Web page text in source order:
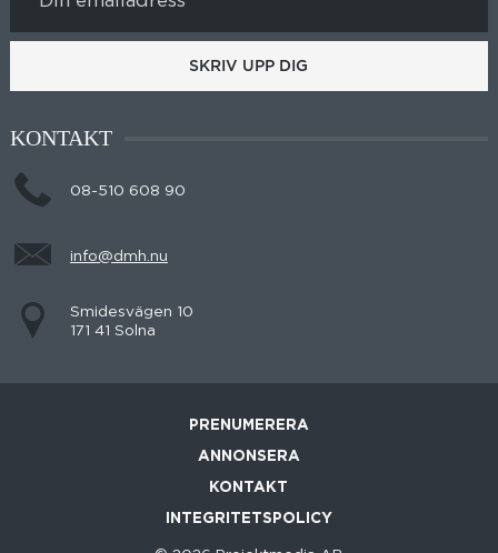
SKRIV UPP DIG
KONTAKT
08-510 608 90
info@dmh.nu
Smidesvägen 10
171 41 Solna
PRENUMERERA
ANNONSERA
KONTAKT
INTEGRITETSPOLICY